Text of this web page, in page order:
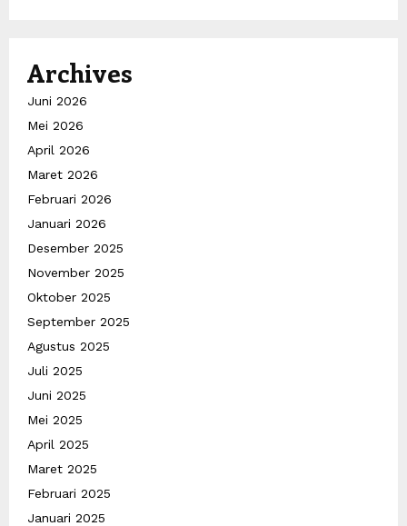
Archives
Juni 2026
Mei 2026
April 2026
Maret 2026
Februari 2026
Januari 2026
Desember 2025
November 2025
Oktober 2025
September 2025
Agustus 2025
Juli 2025
Juni 2025
Mei 2025
April 2025
Maret 2025
Februari 2025
Januari 2025